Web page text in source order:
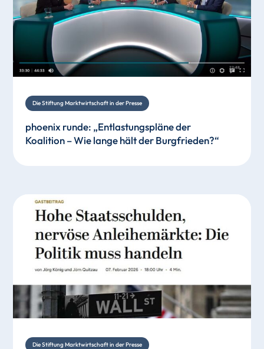
Die Stiftung Marktwirtschaft in der Presse
phoenix runde: „Entlastungspläne der
Koalition – Wie lange hält der Burgfrieden?“
Die Stiftung Marktwirtschaft in der Presse